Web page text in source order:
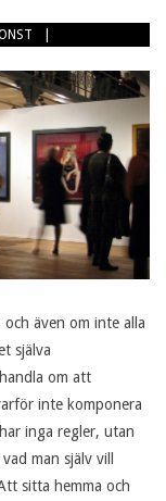
även om inte alla
själva
om att
inte komponera
inga regler, utan
man själv vill
sitta hemma och